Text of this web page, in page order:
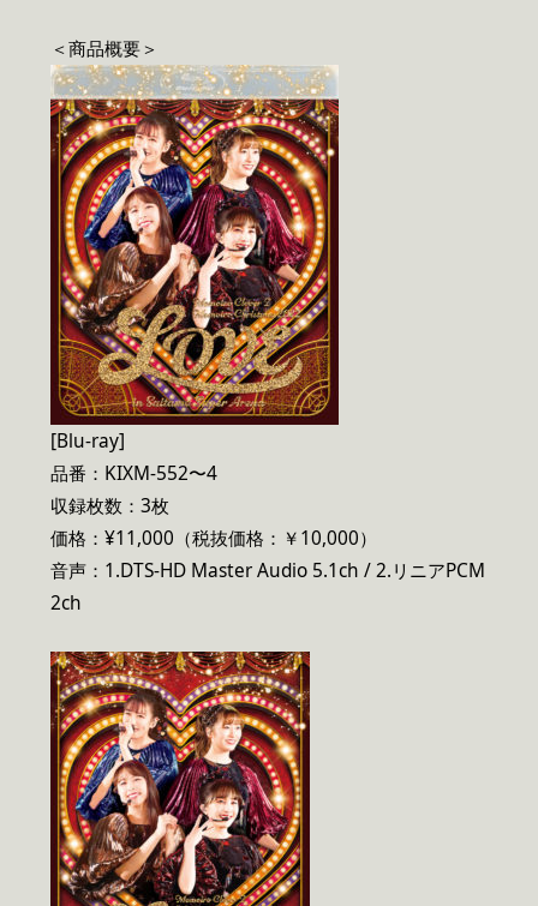
＜商品概要＞
[Blu-ray]
品番：KIXM-552〜4
収録枚数：3枚
価格：¥11,000（税抜価格：￥10,000）
音声：1.DTS-HD Master Audio 5.1ch / 2.リニアPCM
2ch